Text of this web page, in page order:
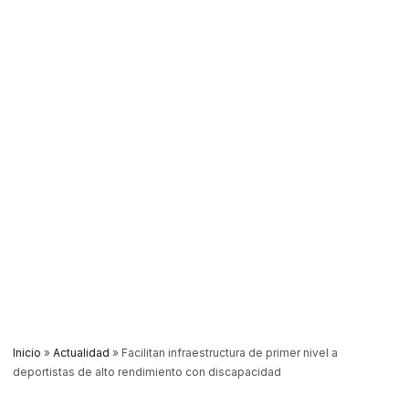
Inicio » Actualidad » Facilitan infraestructura de primer nivel a
deportistas de alto rendimiento con discapacidad